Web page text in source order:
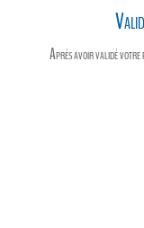
Après avoir validé votre